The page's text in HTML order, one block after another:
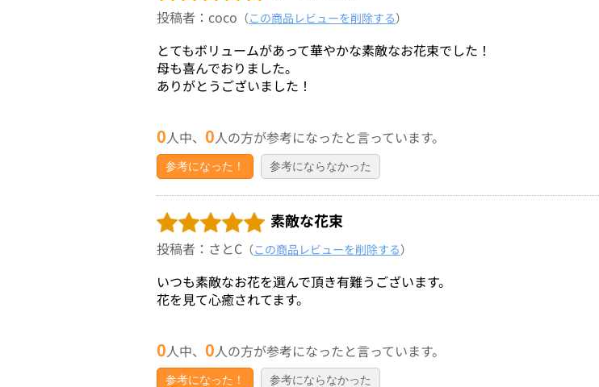
投稿者：coco （この商品レビューを削除する）
とてもボリュームがあって華やかな素敵なお花束でした！
母も喜んでおりました。
ありがとうございました！
0人中、 0人の方が参考になったと言っています。
参考になった！ 参考にならなかった
素敵な花束
投稿者：さとC （この商品レビューを削除する）
いつも素敵なお花を選んで頂き有難うございます。
花を見て心癒されてます。
0人中、 0人の方が参考になったと言っています。
参考になった！ 参考にならなかった